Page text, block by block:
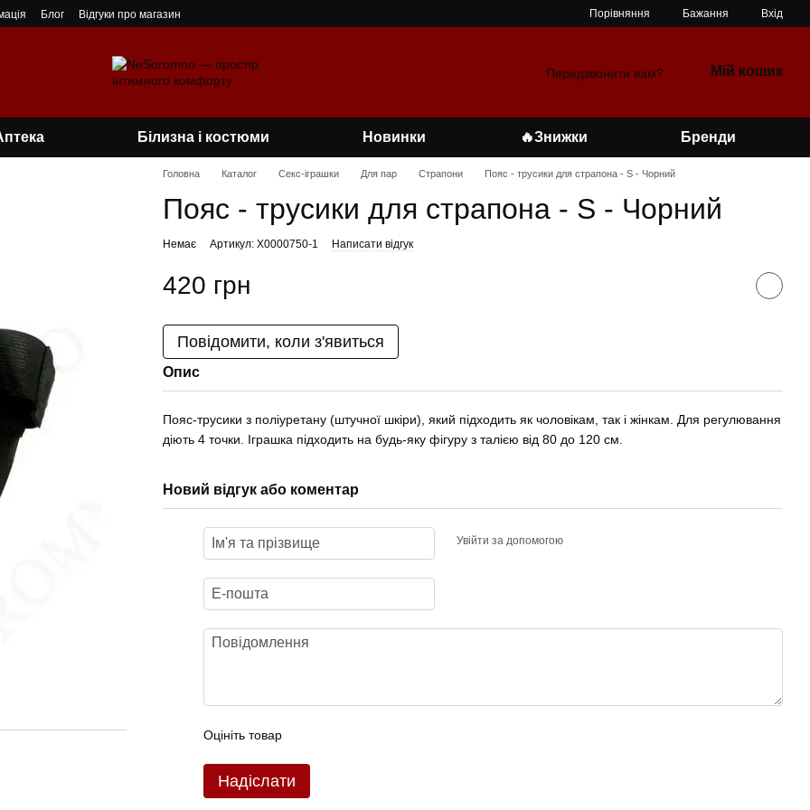
Блог Відгуки про магазин Порівняння Бажання Вхід
Передзвонити вам? Мій кошик
Білизна і костюми Новинки 🔥Знижки Бренди
Головна Каталог Секс-іграшки Для пар Страпони Пояс - трусики для страпона - S - Чорний
Пояс - трусики для страпона - S - Чорний
Немає Артикул: X0000750-1 Написати відгук
420 грн
Повідомити, коли з'явиться
Опис
Пояс-трусики з поліуретану (штучної шкіри), який підходить як чоловікам, так і жінкам. Для регулювання
діють 4 точки. Іграшка підходить на будь-яку фігуру з талією від 80 до 120 см.
Новий відгук або коментар
Увійти за допомогою
Оцініть товар
Надіслати